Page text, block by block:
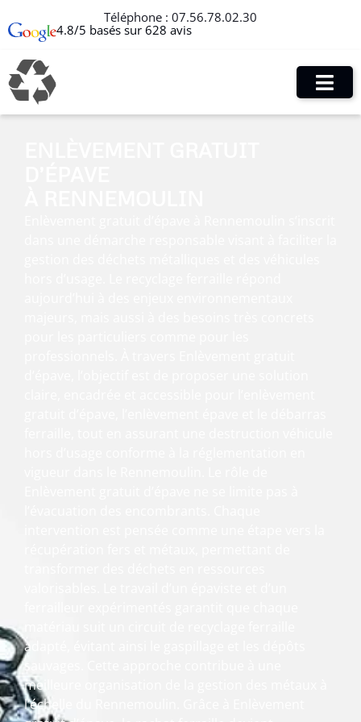
Téléphone : 07.56.78.02.30
4.8/5 basés sur 628 avis
adapté, évitant ainsi le gaspillage et les dépôts
sauvages. Cette approche contribue à une
meilleure organisation de la gestion des métaux à
l’échelle du Rennemoulin. Grâce à Enlèvement